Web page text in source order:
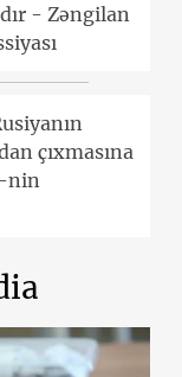
- Zəngilan
çıxmasına
nin